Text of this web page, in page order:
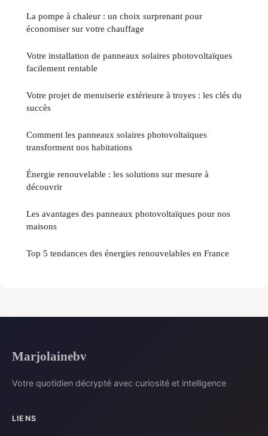
La pompe à chaleur : un choix surprenant pour
économiser sur votre chauffage
Votre installation de panneaux solaires photovoltaïques
facilement rentable
Votre projet de menuiserie extérieure à troyes : les clés du
succès
Comment les panneaux solaires photovoltaïques
transforment nos habitations
Énergie renouvelable : les solutions sur mesure à
découvrir
Les avantages des panneaux photovoltaïques pour nos
maisons
Top 5 tendances des énergies renouvelables en France
Marjolainebv
Votre quotidien décrypté avec curiosité et intelligence
LIENS